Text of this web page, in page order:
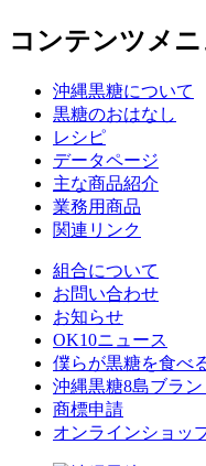
コンテンツメ
沖縄黒糖について
黒糖のおはなし
レシピ
データページ
主な商品紹介
業務用商品
関連リンク
組合について
お問い合わせ
お知らせ
OK10ニュース
僕らが黒糖を食べ
沖縄黒糖8島ブラン
商標申請
オンラインショッ